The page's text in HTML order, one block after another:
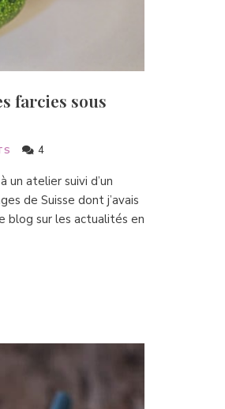
farcies sous
4
un atelier suivi d’un
de Suisse dont j’avais
blog sur les actualités en